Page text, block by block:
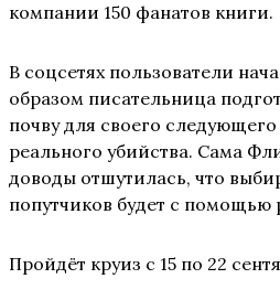
компании 150 фанатов книги.
В соцсетях пользователи
образом писательница
почву для своего
реального убийства. Сама
доводы отшутилась, что
попутчиков будет с помощью
Пройдёт круиз с 15 по 22